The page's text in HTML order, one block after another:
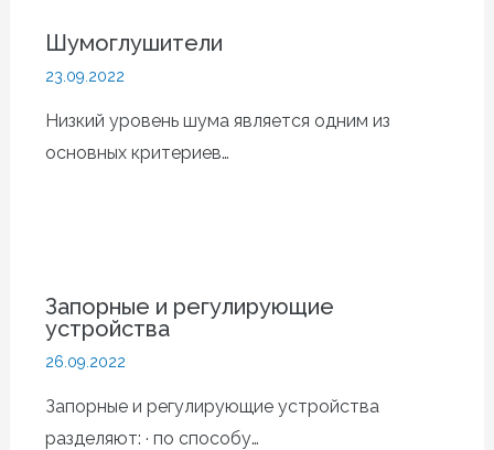
Шумоглушители
23.09.2022
Низкий уровень шума является одним из
основных критериев…
Запорные и регулирующие
устройства
26.09.2022
Запорные и регулирующие устройства
разделяют: · по способу…